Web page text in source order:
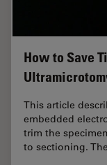
How to Save
This article
embedded
trim the
to sectioning.